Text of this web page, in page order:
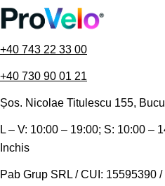
+40 743 22 33 00
+40 730 90 01 21
Șos. Nicolae Titulescu 155,
L – V: 10:00 – 19:00; S: 10:00 –
Inchis
Pab Grup SRL / CUI: 15595390 /